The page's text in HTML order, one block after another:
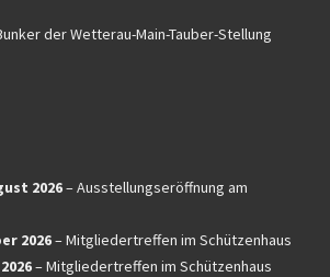
der Wetterau-Main-Tauber-Stellung
2026–Ausstellungseröffnung am
2026–Mitgliedertreffen im Schützenhaus
–Mitgliedertreffen im Schützenhaus